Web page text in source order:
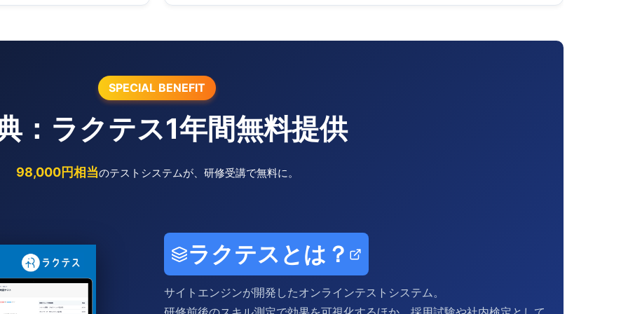
SPECIAL BENEFIT
：ラクテス1年間無料提供
98,000円相当のテストシステムが、研修受講で無料に。
ラクテスとは？
サイトエンジンが開発したオンラインテストシステム。